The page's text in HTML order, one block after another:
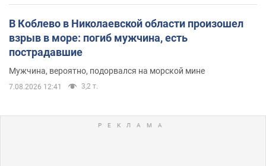
В Коблево в Николаевской области произошел
взрыв в море: погиб мужчина, есть
пострадавшие
Мужчина, вероятно, подорвался на морской мине
7.08.2026 12:41 3,2 т.